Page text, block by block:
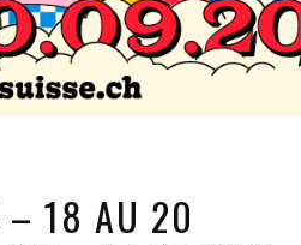
– 18 AU 20